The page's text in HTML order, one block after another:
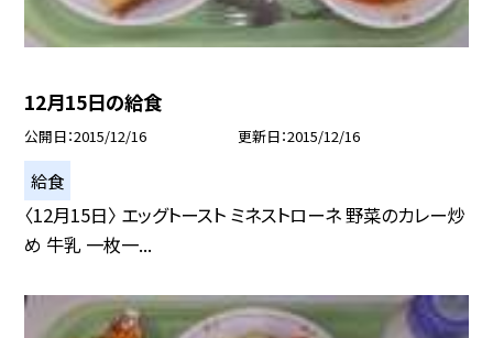
12月15日の給食
公開日 2015/12/16 更新日 2015/12/16
給食
〈12月15日〉 エッグトースト ミネストローネ 野菜のカレー炒
め 牛乳 一枚一...